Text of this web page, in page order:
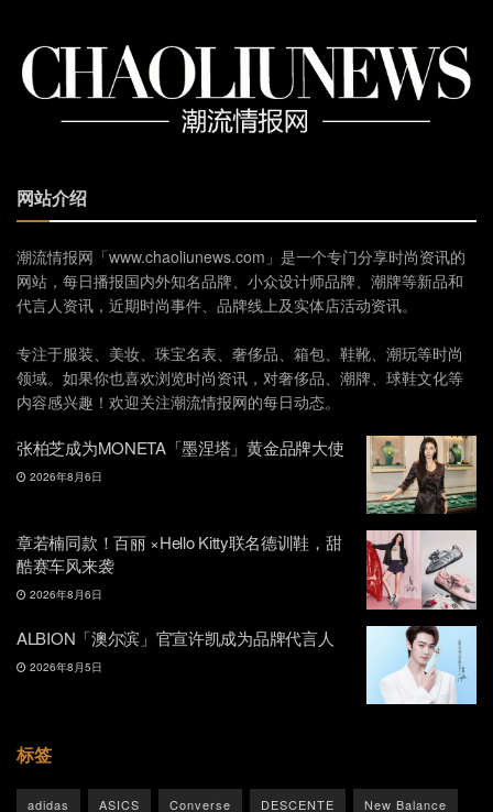
网站介绍
潮流情报网「www.chaoliunews.com」是一个专门分享时尚资讯的
网站，每日播报国内外知名品牌、小众设计师品牌、潮牌等新品和
代言人资讯，近期时尚事件、品牌线上及实体店活动资讯。
专注于服装、美妆、珠宝名表、奢侈品、箱包、鞋靴、潮玩等时尚
领域。如果你也喜欢浏览时尚资讯，对奢侈品、潮牌、球鞋文化等
内容感兴趣！欢迎关注潮流情报网的每日动态。
张柏芝成为MONETA「墨涅塔」黄金品牌大使
2026年8月6日
章若楠同款！百丽 ×Hello Kitty联名德训鞋，甜
酷赛车风来袭
2026年8月6日
ALBION「澳尔滨」官宣许凯成为品牌代言人
2026年8月5日
标签
adidas ASICS Converse DESCENTE New Balance